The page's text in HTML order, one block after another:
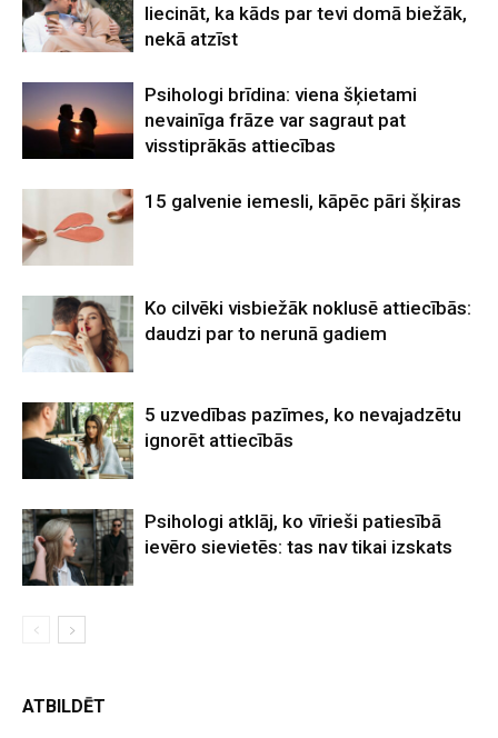
liecināt, ka kāds par tevi domā biežāk,
nekā atzīst
Psihologi brīdina: viena šķietami
nevainīga frāze var sagraut pat
visstiprākās attiecības
15 galvenie iemesli, kāpēc pāri šķiras
Ko cilvēki visbiežāk noklusē attiecībās:
daudzi par to nerunā gadiem
5 uzvedības pazīmes, ko nevajadzētu
ignorēt attiecībās
Psihologi atklāj, ko vīrieši patiesībā
ievēro sievietēs: tas nav tikai izskats
ATBILDĒT